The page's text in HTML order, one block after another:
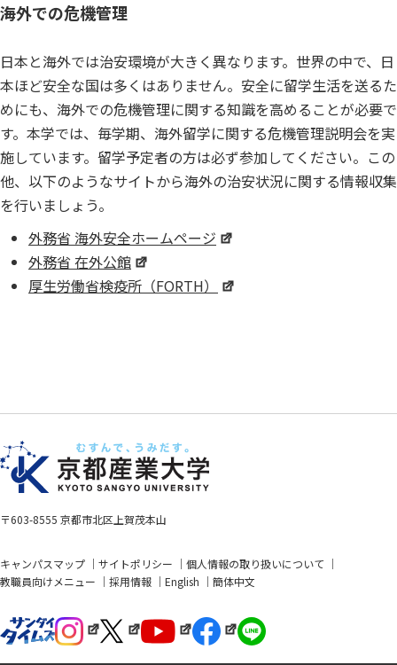
海外での危機管理
日本と海外では治安環境が大きく異なります。世界の中で、日
本ほど安全な国は多くはありません。安全に留学生活を送るた
めにも、海外での危機管理に関する知識を高めることが必要で
す。本学では、毎学期、海外留学に関する危機管理説明会を実
施しています。留学予定者の方は必ず参加してください。この
他、以下のようなサイトから海外の治安状況に関する情報収集
を行いましょう。
外務省 海外安全ホームページ
外務省 在外公館
厚生労働省検疫所（FORTH）
〒603-8555 京都市北区上賀茂本山
キャンパスマップ サイトポリシー
個人情報の取り扱いについて
教職員向けメニュー
採用情報 English 簡体中文